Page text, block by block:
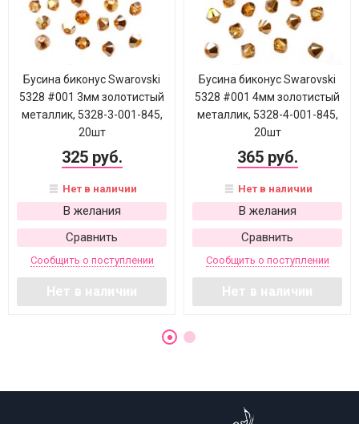
Бусина биконус Swarovski
5328 #001 3мм золотистый
металлик, 5328-3-001-845,
20шт
325 руб.
Нет в наличии
В желания
Сравнить
Сообщить о поступлении
Нет в наличии
Бусина биконус Swarovski
5328 #001 4мм золотистый
металлик, 5328-4-001-845,
20шт
365 руб.
Нет в наличии
В желания
Сравнить
Сообщить о поступлении
Нет в наличии